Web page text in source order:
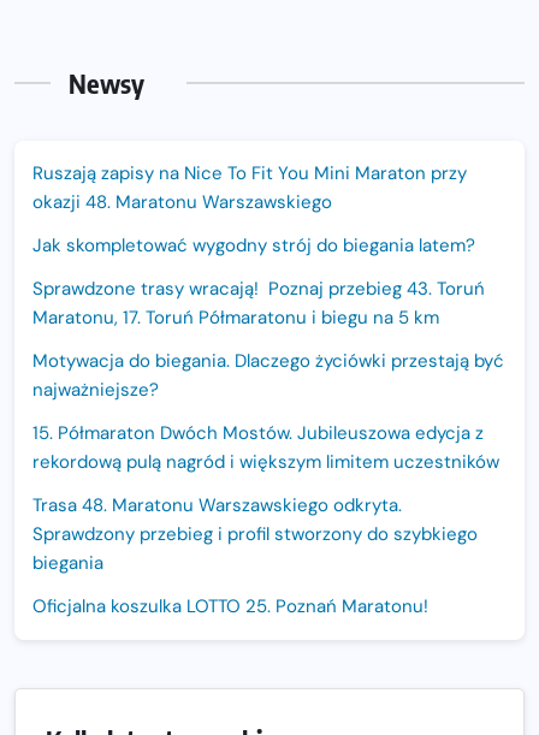
Newsy
Ruszają zapisy na Nice To Fit You Mini Maraton przy
okazji 48. Maratonu Warszawskiego
Jak skompletować wygodny strój do biegania latem?
Sprawdzone trasy wracają! Poznaj przebieg 43. Toruń
Maratonu, 17. Toruń Półmaratonu i biegu na 5 km
Motywacja do biegania. Dlaczego życiówki przestają być
najważniejsze?
15. Półmaraton Dwóch Mostów. Jubileuszowa edycja z
rekordową pulą nagród i większym limitem uczestników
Trasa 48. Maratonu Warszawskiego odkryta.
Sprawdzony przebieg i profil stworzony do szybkiego
biegania
Oficjalna koszulka LOTTO 25. Poznań Maratonu!